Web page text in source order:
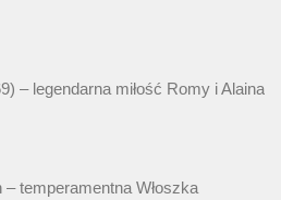
– legendarna miłość Romy i Alaina
– temperamentna Włoszka